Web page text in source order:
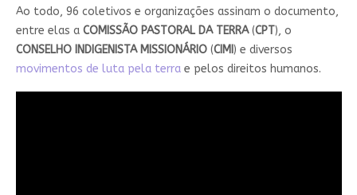
Ao todo, 96 coletivos e organizações assinam o documento,
entre elas a COMISSÃO PASTORAL DA TERRA(CPT), o
CONSELHO INDIGENISTA MISSIONÁRIO (CIMI ) e diversos
movimentos de luta pela terra e pelos direitos humanos.